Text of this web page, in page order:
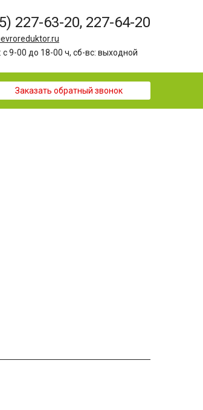
227-63-20, 227-64-20
с 9-00 до 18-00 ч, сб-вс: выходной
Заказать обратный звонок